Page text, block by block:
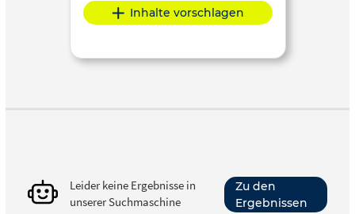
Inhalte vorschlagen
Leider keine Ergebnisse in
unserer Suchmaschine
Zu den
Ergebnissen